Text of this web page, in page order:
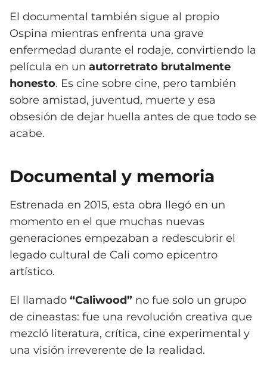
El documental también sigue al propio
Ospina mientras enfrenta una grave
enfermedad durante el rodaje, convirtiendo la
película en un autorretrato brutalmente
honesto. Es cine sobre cine, pero también
sobre amistad, juventud, muerte y esa
obsesión de dejar huella antes de que todo se
acabe.
Documental y memoria
Estrenada en 2015, esta obra llegó en un
momento en el que muchas nuevas
generaciones empezaban a redescubrir el
legado cultural de Cali como epicentro
artístico.
El llamado “Caliwood” no fue solo un grupo
de cineastas: fue una revolución creativa que
mezcló literatura, crítica, cine experimental y
una visión irreverente de la realidad.